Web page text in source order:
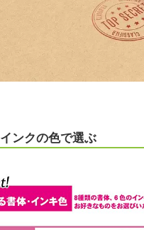
インクの色で選ぶ